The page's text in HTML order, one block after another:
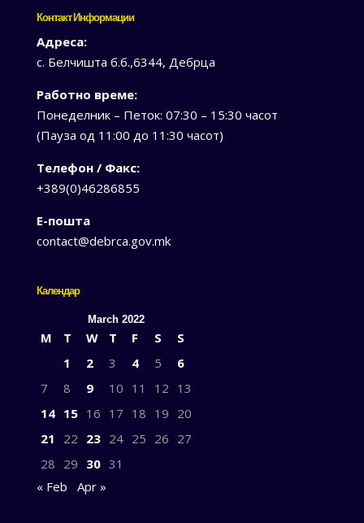
Контакт Информации
Адреса:
с. Белчишта б.б.,6344, Дебрца
Работно време:
Понеделник – Петок: 07:30 – 15:30 часот
(Пауза од 11:00 до 11:30 часот)
Телефон / Факс:
+389(0)46286855
Е-пошта
contact@debrca.gov.mk
Календар
March 2022
M T W T F S
S
1
2 3 4 5
6
7
8 9 10 11 12 13
14 15 16 17 18 19 20
21
22 23 24 25 26 27
28 29 30 31
« Feb
Apr »